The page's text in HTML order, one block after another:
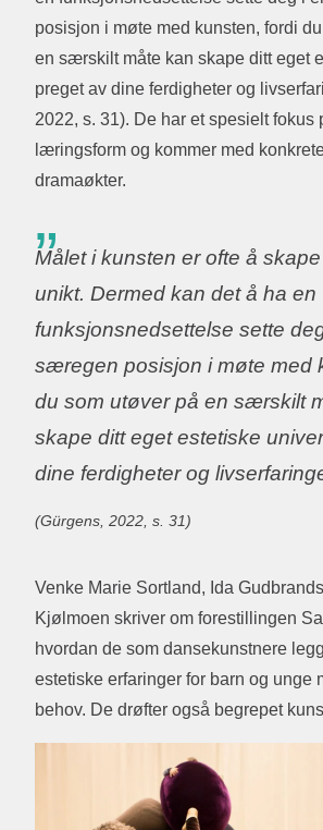
posisjon i møte med kunsten, fordi
en særskilt måte kan skape ditt eget
preget av dine ferdigheter og
2022, s. 31). De har et spesielt fokus
læringsform og kommer med
dramaøkter.
Målet i kunsten er ofte å
unikt. Dermed kan det å ha en
funksjonsnedsettelse sette
særegen posisjon i møte med
du som utøver på en særskilt
skape ditt eget estetiske
dine ferdigheter og
(Gürgens, 2022, s. 31)
Venke Marie Sortland, Ida
Kjølmoen skriver om forestillingen
hvordan de som dansekunstnere
estetiske erfaringer for barn og unge
behov. De drøfter også begrepet